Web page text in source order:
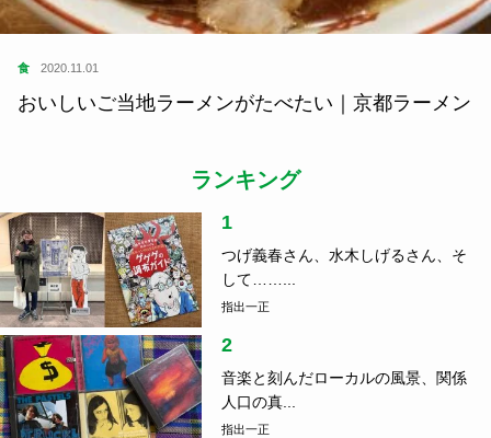
食 2020.11.01
おいしいご当地ラーメンがたべたい｜京都ラーメン
ランキング
1
つげ義春さん、水木しげるさん、そ
して……...
指出一正
2
音楽と刻んだローカルの風景、関係
人口の真...
指出一正